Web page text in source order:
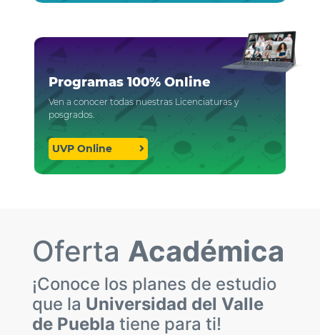
Programas 100% Online
Ven a conocer todas nuestras Licenciaturas y
posgrados.
UVP Online
Oferta Académica
¡Conoce los planes de estudio
que la Universidad del Valle
de Puebla tiene para ti!